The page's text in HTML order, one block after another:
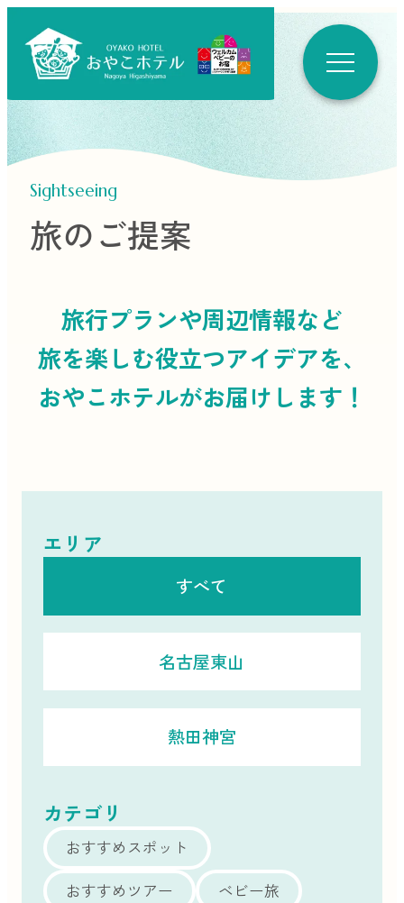
Sightseeing
旅のご提案
旅行プランや周辺情報など
旅を楽しむ役立つアイデアを、
おやこホテルがお届けします！
エリア
すべて
名古屋東山
熱田神宮
カテゴリ
おすすめスポット
おすすめツアー
ベビー旅